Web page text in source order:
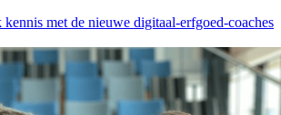
met de nieuwe digitaal-erfgoed-coaches